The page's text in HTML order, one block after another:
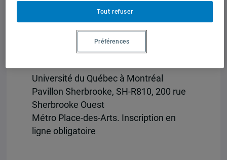
Bruno Charbonneau, Professeur agrégé,
Département de science politique,
Université Laurentienne
MARDI 15 MARS DE 18H À 20H
Université du Québec à Montréal
Pavillon Sherbrooke, SH-R810, 200 rue
Sherbrooke Ouest
Métro Place-des-Arts. Inscription en
ligne obligatoire
Tout refuser
Préférences